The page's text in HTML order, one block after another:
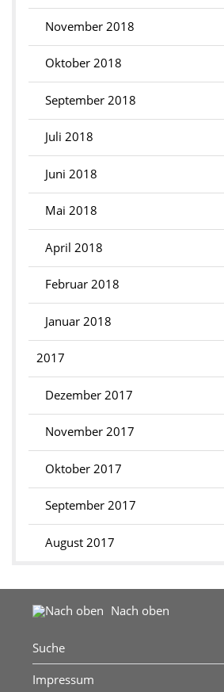
November 2018
Oktober 2018
September 2018
Juli 2018
Juni 2018
Mai 2018
April 2018
Februar 2018
Januar 2018
2017
Dezember 2017
November 2017
Oktober 2017
September 2017
August 2017
Nach oben
Suche
Impressum